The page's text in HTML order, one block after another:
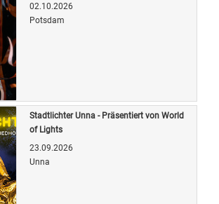
02.10.2026
Potsdam
Stadtlichter Unna - Präsentiert von World
of Lights
23.09.2026
Unna